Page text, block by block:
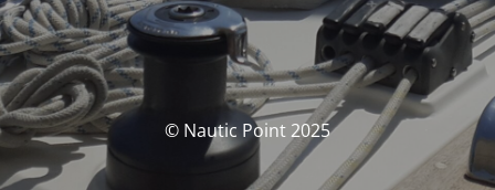
© Nautic Point 2025